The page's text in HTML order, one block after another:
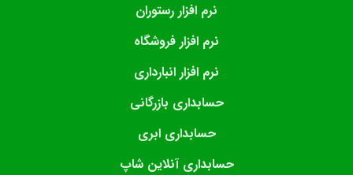
نرم افزار رستوران
نرم افزار فروشگاه
نرم افزار انبارداری
حسابداری بازرگانی
حسابداری ابری
حسابداری آنلاین شاپ